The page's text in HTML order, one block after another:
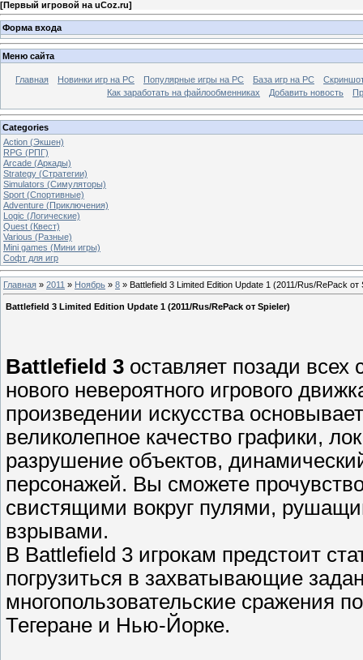
[Первый игровой на uCoz.ru]
Форма входа
Меню сайта
Главная Новинки игр на PC Популярные игры на PC База игр на РС
Как заработать на файлообменниках
Добавить новость
Categories
Action (Экшен)
RPG (РПГ)
Arcade (Аркады)
Strategy (Стратегии)
Simulators (Симуляторы)
Sport (Спортивные)
Adventure (Приключения)
Logic (Логические)
Quest (Квест)
Various (Разные)
Mini games (Мини игры)
Софт для игр
Главная » 2011 » Ноябрь » 8 » Battlefield 3 Limited Edition Update 1 (2011/Rus/RePack от
Battlefield 3 Limited Edition Update 1 (2011/Rus/RePack от Spieler)
Battlefield 3 оставляет позади всех
нового невероятного игрового
произведении искусства
великолепное качество графики,
разрушение объектов,
персонажей. Вы сможете
свистящими вокруг пулями,
взрывами.
В Battlefield 3 игрокам предстоит
погрузиться в захватывающие
многопользовательские сражения
Тегеране и Нью-Йорке.